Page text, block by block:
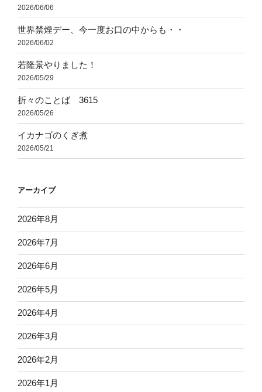
2026/06/06
世界禁煙デー、今一度お口の中からも・・
2026/06/02
若隆景やりました！
2026/05/29
折々のことば 3615
2026/05/26
イカナゴのくぎ煮
2026/05/21
アーカイブ
2026年8月
2026年7月
2026年6月
2026年5月
2026年4月
2026年3月
2026年2月
2026年1月